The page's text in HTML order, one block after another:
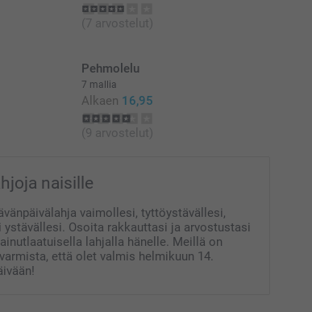
(7 arvostelut)
Pehmolelu
7 mallia
Alkaen 16,95
(9 arvostelut)
naisille
vaimollesi, tyttöystävällesi,
Osoita rakkauttasi ja arvostustasi
lahjalla hänelle. Meillä on
että olet valmis helmikuun 14.